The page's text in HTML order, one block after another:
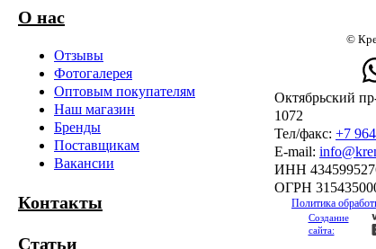
О нас
Отзывы
Фотогалерея
Оптовым покупателям
Наш магазин
Бренды
Поставщикам
Вакансии
Контакты
Статьи
©
Октябрьский
1072
Тел/факс: +7
Е-mail:
ИНН
ОГРН
Политика
Создание
сайта: